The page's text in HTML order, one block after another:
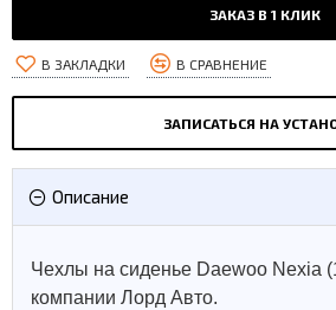
ЗАКАЗ В 1 КЛИК
В ЗАКЛАДКИ В СРАВНЕНИЕ
ЗАПИСАТЬСЯ НА
Описание
Чехлы на сиденье Daewoo Nexia
компании Лорд Авто.